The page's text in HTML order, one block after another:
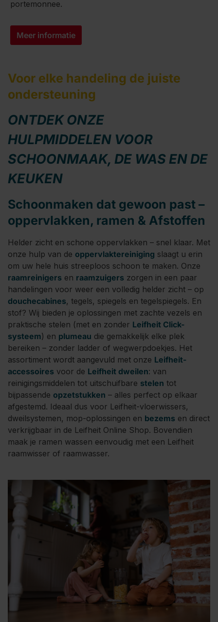
portemonnee.
Meer informatie
Voor elke handeling de juiste
ondersteuning
ONTDEK ONZE
HULPMIDDELEN VOOR
SCHOONMAAK, DE WAS EN DE
KEUKEN
Schoonmaken dat gewoon past –
oppervlakken, ramen & Afstoffen
Helder zicht en schone oppervlakken – snel klaar. Met
onze hulp van de oppervlaktereiniging slaagt u erin
om uw hele huis streeploos schoon te maken. Onze
raamreinigers en raamzuigers zorgen in een paar
handelingen voor weer een volledig helder zicht – op
douchecabines, tegels, spiegels en tegelspiegels. En
stof? Wij bieden je oplossingen met zachte vezels en
praktische stelen (met en zonder Leifheit Click-
systeem) en plumeau die gemakkelijk elke plek
bereiken – zonder ladder of wegwerpdoekjes. Het
assortiment wordt aangevuld met onze Leifheit-
accessoires voor de Leifheit dweilen: van
reinigingsmiddelen tot uitschuifbare stelen tot
bijpassende opzetstukken – alles perfect op elkaar
afgestemd. Ideaal dus voor Leifheit-vloerwissers,
dweilsystemen, mop-oplossingen en bezems en direct
verkrijgbaar in de Leifheit Online Shop. Bovendien
maak je ramen wassen eenvoudig met een Leifheit
raamwisser of raamwasser.